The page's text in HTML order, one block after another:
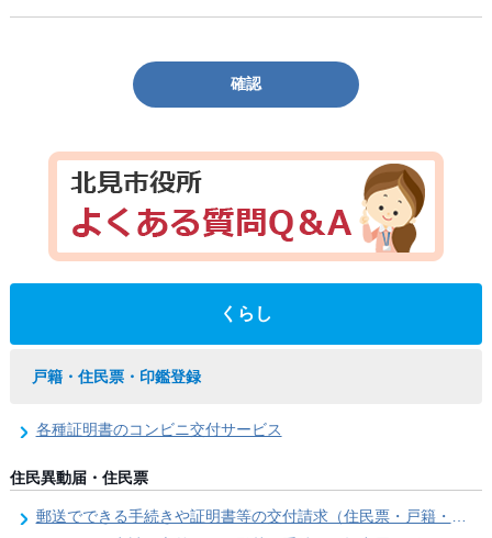
確認
くらし
戸籍・住民票・印鑑登録
各種証明書のコンビニ交付サービス
住民異動届・住民票
郵送でできる手続きや証明書等の交付請求（住民票・戸籍・国民年金関係）